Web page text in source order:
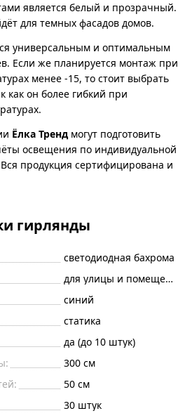
является белый и прозрачный.
для темных фасадов домов.
универсальным и оптимальным
Если же планируется монтаж при
менее -15, то стоит выбрать
как он более гибкий при
Ёлка Трендмогут подготовить
освещения по индивидуальной
продукция сертифицирована и
гирлянды
светодиодная бахрома
для улицы и помещений
синий
статика
да (до 10 штук)
300 см
50 см
30 штук